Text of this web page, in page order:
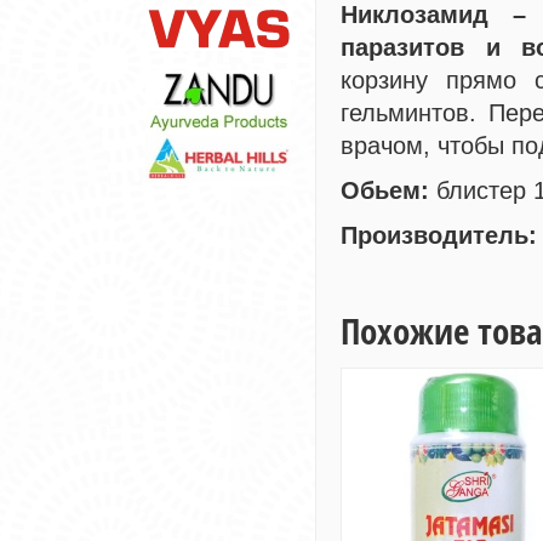
Никлозамид
паразитов и
корзину прямо
гельминтов.
врачом, чтобы
Обьем: блистер
Производитель:
Похожие